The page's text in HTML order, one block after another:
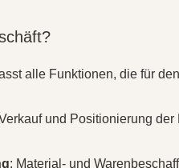
alle Funktionen, die für
und Positionierung der
: Material- und